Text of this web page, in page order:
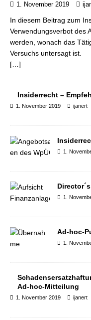
1. November 2019
In diesem Beitrag zum
Verwendungsverbot des
werden, wonach das
Versuchs untersagt ist.
[…]
Insiderrecht –
1. November 2019 ijanert
1.
1.
Ad-hoc-
1.
Ad-hoc-Mitteilung
1. November 2019 ijanert